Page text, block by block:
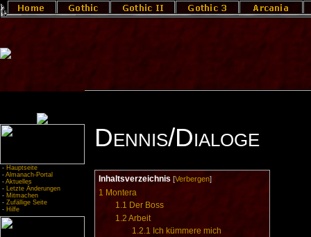
- Hauptseite
- Almanach-Portal
- Aktuelles
- Letzte Änderungen
- Mitmachen
- Zufällige Seite
- Hilfe
Dennis/Dialoge
Inhaltsverzeichnis [Verbergen]
1 Montera
1.1 Der Boss
1.2 Arbeit
1.2.1 Ich kümmere mich